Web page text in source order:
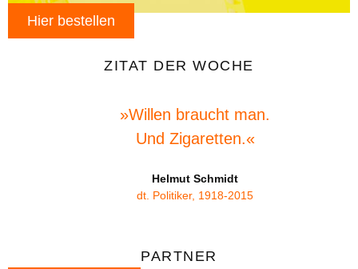
Hier bestellen
ZITAT DER WOCHE
»Willen braucht man.
Und Zigaretten.«
Helmut Schmidt
dt. Politiker, 1918-2015
PARTNER